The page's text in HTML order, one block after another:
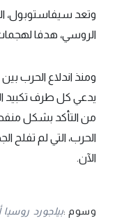
وتعد سيفاستوبول،
الروسي، هدفا لهجمات
يدعي كل طرف تكبيد
من التأكد بشكل
الحرب، التي لم تفلح
الآن.
وسوم :بيلجورد روسيا